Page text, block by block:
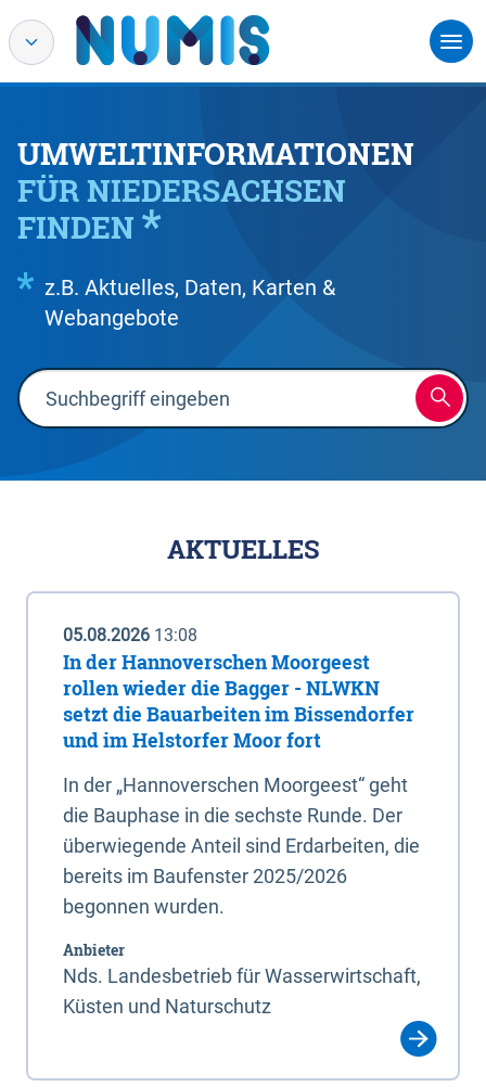
UMWELTINFORMATIONEN
FÜR NIEDERSACHSEN
FINDEN
z.B. Aktuelles, Daten, Karten &
Webangebote
AKTUELLES
05.08.2026 13:08
In der Hannoverschen Moorgeest
rollen wieder die Bagger - NLWKN
setzt die Bauarbeiten im Bissendorfer
und im Helstorfer Moor fort
In der „Hannoverschen Moorgeest“ geht
die Bauphase in die sechste Runde. Der
überwiegende Anteil sind Erdarbeiten, die
bereits im Baufenster 2025/2026
begonnen wurden.
Anbieter
Nds. Landesbetrieb für Wasserwirtschaft,
Küsten und Naturschutz